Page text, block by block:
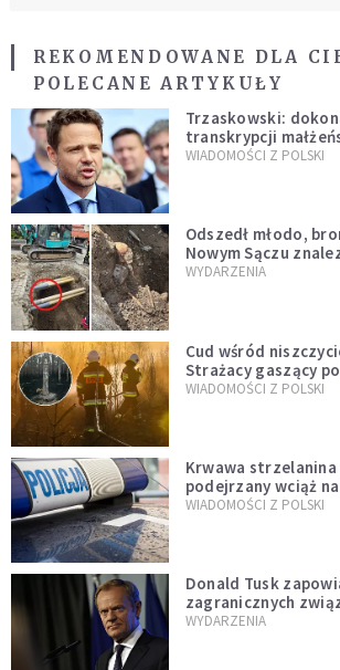
REKOMENDOWANE DLA
POLECANE ARTYKUŁY
Trzaskowski:
transkrypcji
jednopłciowych.
WIADOMOŚCI Z POLSKI
Odszedł młodo,
Nowym Sączu
mężczyzny z
WYDARZENIA
Cud wśród
Strażacy gaszący
opublikowali
WIADOMOŚCI Z POLSKI
Krwawa
podejrzany wciąż
WIADOMOŚCI Z POLSKI
Donald Tusk
zagranicznych
jednopłciowych.
WYDARZENIA